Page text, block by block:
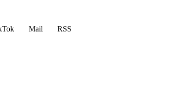
Mail
RSS